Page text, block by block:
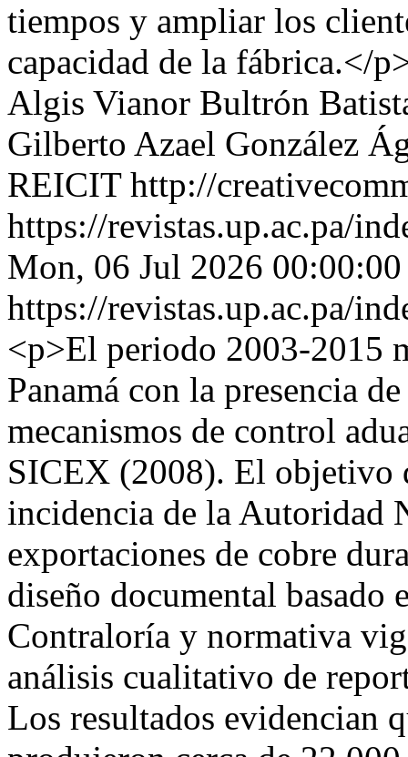
tiempos y ampliar los
capacidad de la fábrica.</
Algis Vianor Bultrón
Gilberto Azael González
REICIT http://
https://revistas.up.ac.pa/
Mon, 06 Jul 2026
https://revistas.up.ac.pa/
<p>El periodo 2003-2015
Panamá con la presencia
mecanismos de control
SICEX (2008). El objetivo
incidencia de la Autoridad
exportaciones de cobre
diseño documental
Contraloría y normativa
análisis cualitativo de
Los resultados evidencian